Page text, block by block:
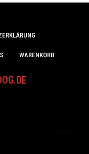
WARENKORB